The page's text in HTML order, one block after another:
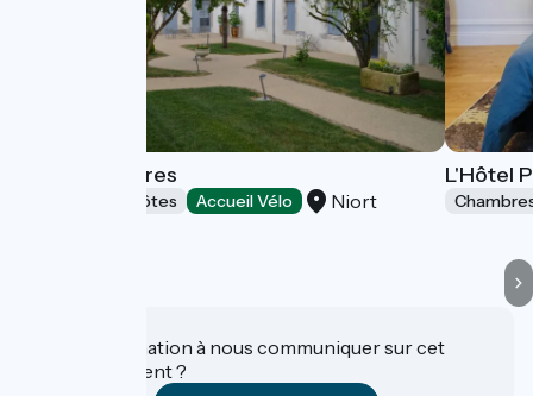
Logis de Sèvres
Chambres d'Hôtes Accueil Vélo Niort
L'Hôtel
Une information à nous communiquer sur cet
établissement ?